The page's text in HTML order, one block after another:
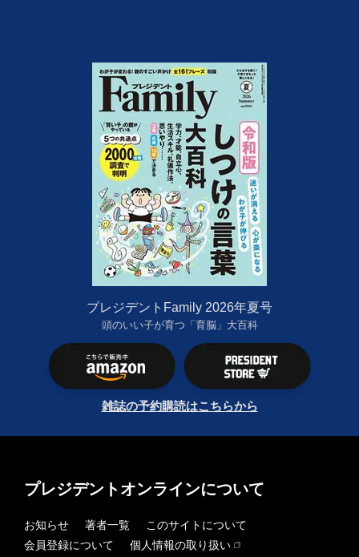
プレジデントFamily 2026年夏号
頭のいい子が育つ「育脳」大百科
雑誌の予約購読はこちらから
プレジデントオンラインについて
お知らせ 著者一覧
このサイトについて
会員登録について
個人情報の取り扱い